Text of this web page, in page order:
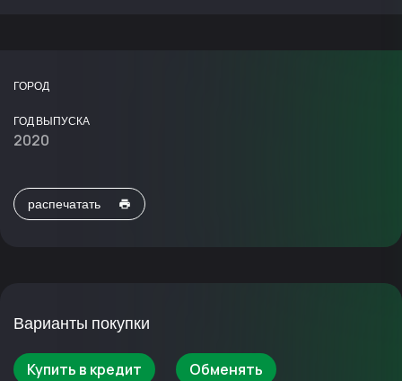
ГОРОД
ГОД ВЫПУСКА
2020
распечатать
Варианты покупки
Купить в кредит Обменять